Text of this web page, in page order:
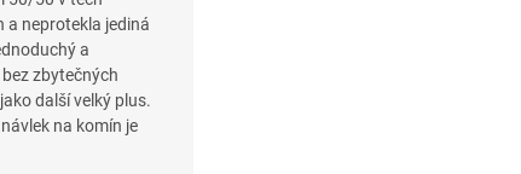
a neprotekla jediná
a
zbytečných
další velký plus.
na komín je